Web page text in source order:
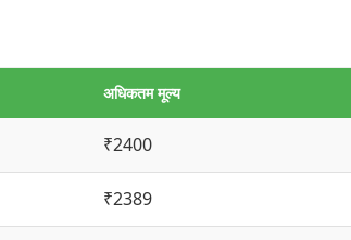
अधिकतम मूल्य
₹2400
₹2389